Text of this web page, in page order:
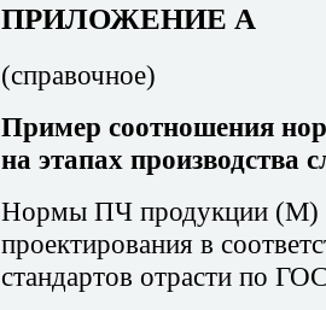
ПРИЛОЖЕНИЕ А
(справочное)
Пример соотношения
на этапах производства
Нормы ПЧ продукции (М)
проектирования в
стандартов отрасти по